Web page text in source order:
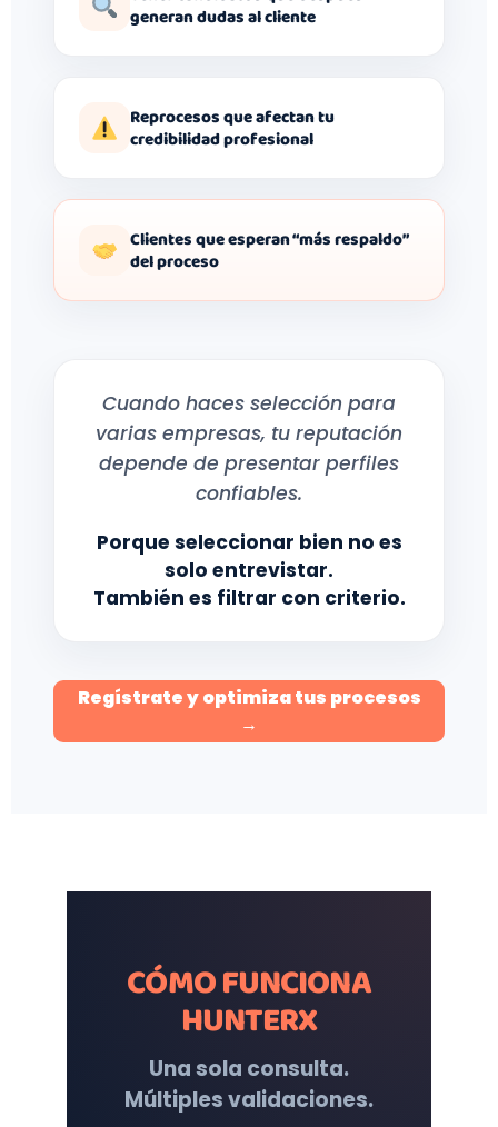
generan dudas al cliente
Reprocesos que afectan tu
credibilidad profesional
Clientes que esperan “más respaldo”
del proceso
Cuando haces selección para
varias empresas, tu reputación
depende de presentar perfiles
confiables.
Porque seleccionar bien no es
solo entrevistar.
También es filtrar con criterio.
Regístrate y optimiza tus procesos
→
CÓMO FUNCIONA
HUNTERX
Una sola consulta.
Múltiples validaciones.